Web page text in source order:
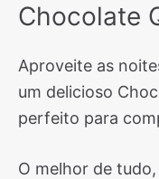
Chocolate
Aproveite as
um delicioso
perfeito para
O melhor de